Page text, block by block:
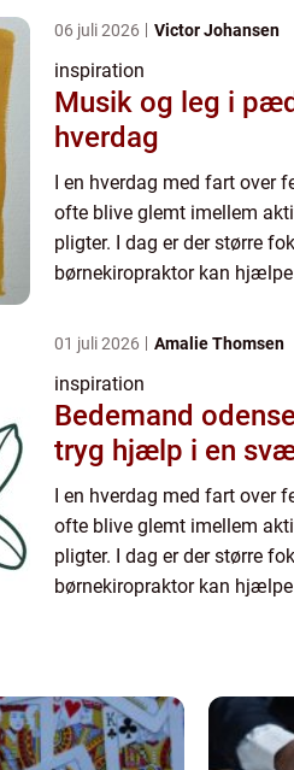
06 juli 2026 Victor Johansen
inspiration
Musik og leg i
hverdag
I en hverdag med fart over
ofte blive glemt imellem
pligter. I dag er der større
børnekiropraktor kan
01 juli 2026 Amalie Thomsen
inspiration
Bedemand odense sådan får
tryg hjælp i en
I en hverdag med fart over
ofte blive glemt imellem
pligter. I dag er der større
børnekiropraktor kan